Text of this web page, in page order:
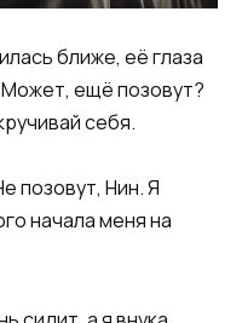
ближе, её глаза
ещё позовут?
себя.​
позовут, Нин. Я
начала меня на